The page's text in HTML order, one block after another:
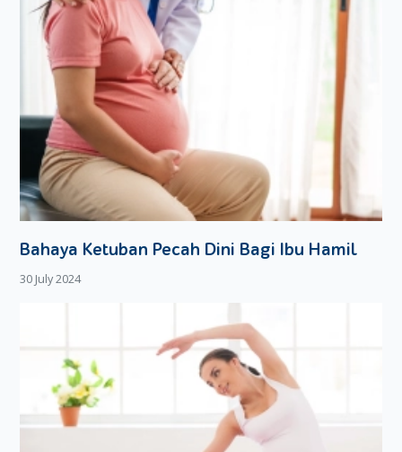
Bahaya Ketuban Pecah Dini Bagi Ibu Hamil
30 July 2024